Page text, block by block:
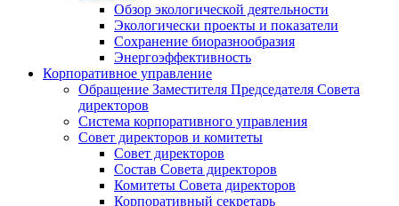
Обзор экологической деятельности
Экологически проекты и показатели
Сохранение биоразнообразия
Энергоэффективность
Корпоративное управление
Обращение Заместителя Председателя Совета
директоров
Система корпоративного управления
Совет директоров и комитеты
Совет директоров
Состав Совета директоров
Комитеты Совета директоров
Корпоративный секретарь